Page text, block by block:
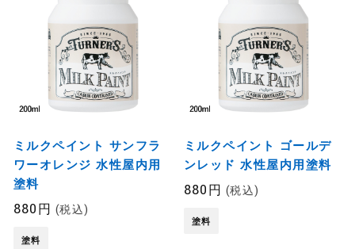
ミルクペイント サンフラ
ワーオレンジ 水性屋内用
塗料
880円 (税込)
塗料
ミルクペイント ゴールデ
ンレッド 水性屋内用塗料
880円 (税込)
塗料